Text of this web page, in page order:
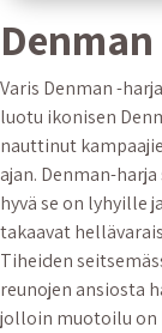
Varis Denman -
luotu ikonisen
nauttinut
ajan. Denman-
hyvä se on lyhyille
takaavat
Tiheiden
reunojen ansiosta
jolloin muotoilu on